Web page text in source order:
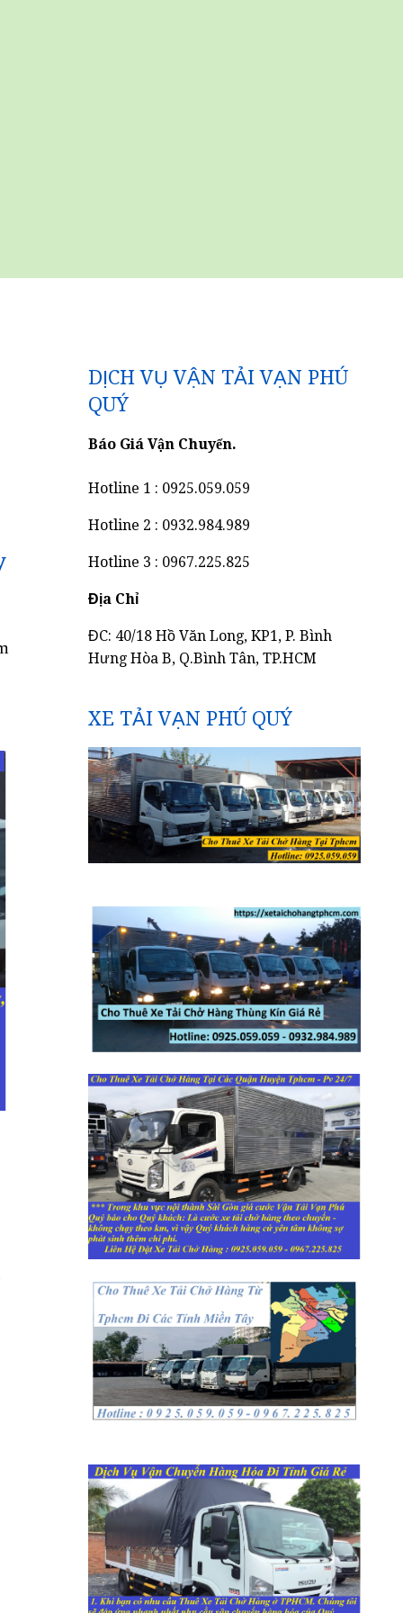
DỊCH VỤ VẬN TẢI VẠN PHÚ
QUÝ
Báo Giá Vận Chuyển.
Hotline 1 : 0925.059.059
Hotline 2 : 0932.984.989
Hotline 3 : 0967.225.825
Địa Chỉ
ĐC: 40/18 Hồ Văn Long, KP1, P. Bình
Hưng Hòa B, Q.Bình Tân, TP.HCM
XE TẢI VẠN PHÚ QUÝ